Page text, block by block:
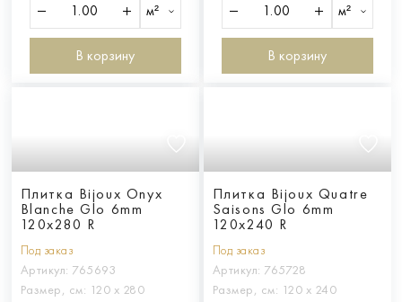
м²
В корзину
м²
В корзину
Плитка Bijoux Onyx
Blanche Glo 6mm
120x280 R
Под заказ
Артикул: 765693
Размер, см: 120 х 280
Плитка Bijoux Quatre
Saisons Glo 6mm
120x240 R
Под заказ
Артикул: 765728
Размер, см: 120 х 240